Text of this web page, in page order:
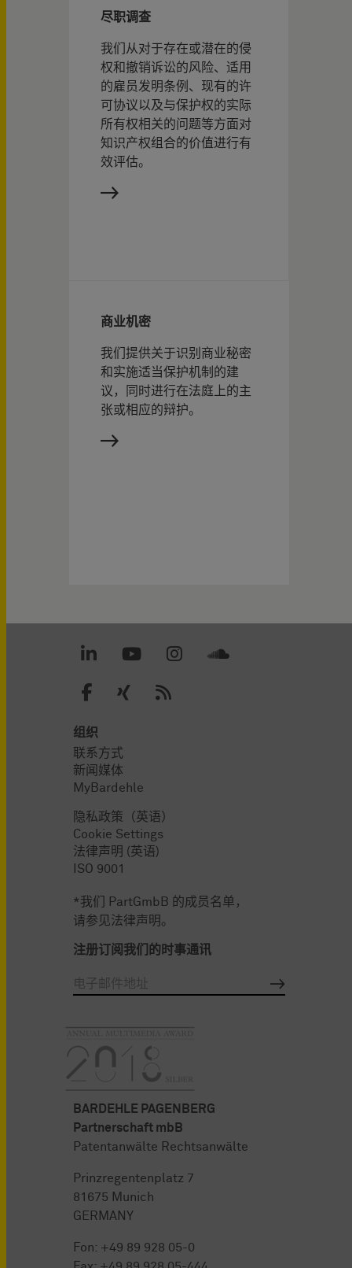
尽职调查
我们从对于存在或潜在的侵
权和撤销诉讼的风险、适用
的雇员发明条例、现有的许
可协议以及与保护权的实际
所有权相关的问题等方面对
知识产权组合的价值进行有
效评估。
商业机密
我们提供关于识别商业秘密
和实施适当保护机制的建
议，同时进行在法庭上的主
张或相应的辩护。
组织
联系方式
新闻媒体
MyBardehle
隐私政策（英语）
Cookie Settings
法律声明 (英语)
ISO 9001
*我们 PartGmbB 的成员名单，
请参见法律声明。
注册订阅我们的时事通讯
BARDEHLE PAGENBERG
Partnerschaft mbB
Patentanwälte Rechtsanwälte
Prinzregentenplatz 7
81675 Munich
GERMANY
Fon: +49 89 928 05-0